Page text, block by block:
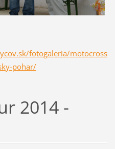
fotogaleria/motocross
pohar/
2014 -